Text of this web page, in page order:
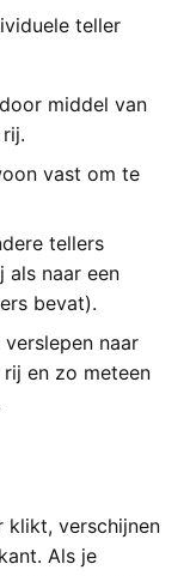
teller
middel van
vast om te
tellers
als naar een
bevat).
naar
rij en zo meteen
klikt, verschijnen
Als je